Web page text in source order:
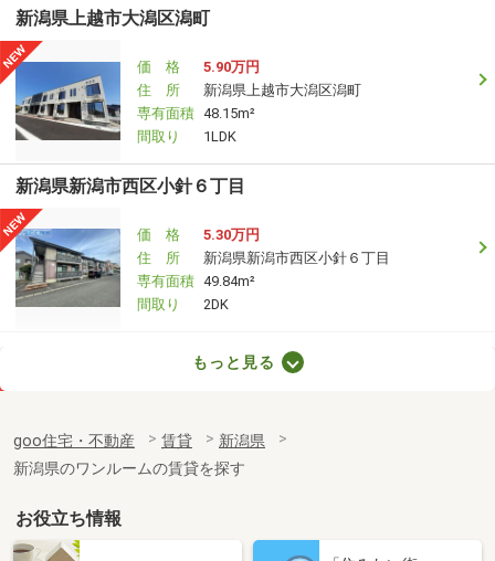
新潟県上越市大潟区潟町
価 格
5.90万円
住 所
新潟県上越市大潟区潟町
専有面積 48.15m²
間取り
1LDK
新潟県新潟市西区小針６丁目
価 格
5.30万円
住 所
新潟県新潟市西区小針６丁目
専有面積 49.84m²
間取り
2DK
新潟県見附市葛巻１丁目
専有面積
49.17m²
間取り
1LDK
新潟県新潟市東区東明５丁目
もっと見る
goo住宅・不動産 賃貸
新潟県
新潟県のワンルームの賃貸を探す
お役立ち情報